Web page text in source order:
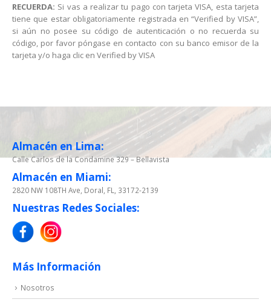
RECUERDA: Si vas a realizar tu pago con tarjeta VISA, esta tarjeta
tiene que estar obligatoriamente registrada en “Verified by VISA”,
si aún no posee su código de autenticación o no recuerda su
código, por favor póngase en contacto con su banco emisor de la
tarjeta y/o haga clic en Verified by VISA
Almacén en Lima:
Calle Carlos de la Condamine 329 – Bellavista
Almacén en Miami:
2820 NW 108TH Ave, Doral, FL, 33172-2139
Nuestras Redes Sociales:
Más Información
Nosotros